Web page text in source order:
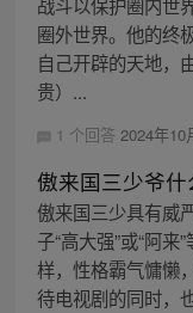
圈外世界。他的终
自己开辟的天地，
贵）...
1 个回答 2024年10
傲来国三少爷什
傲来国三少具有威
子“高大强”或“阿
样，性格霸气慵懒
待电视剧的同时，